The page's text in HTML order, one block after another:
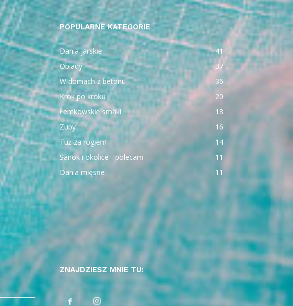
POPULARNE KATEGORIE
Dania jarskie
41
Obiady
37
W domach z betonu
36
Krok po kroku
20
Łemkowskie smaki
18
Zupy
16
Tuż za rogiem
14
Sanok i okolice - polecam
11
Dania mięsne
11
ZNAJDZIESZ MNIE TU: